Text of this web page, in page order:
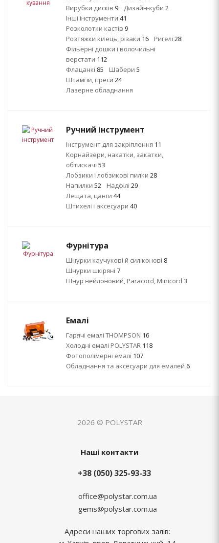
Вирубки дисків 9 Дизайн-куби 2
Інші інструменти 41
Розколотки кастів 9
Розтяжки кілець, різаки 16 Ригелі 28
Фільерні дошки і волочильні
верстати 112
Флацанкі 85 Шабери 5
Штампи, преси 24
Лазерне обладнання
Ручний інструмент
Інструмент для закріплення 11
Корнайзери, накатки, закатки,
обтискачі 53
Лобзики і лобзикові пилки 28
Напилки 52 Надфілі 29
Лещата, цанги 44
Штихелі і аксесуари 40
Фурнітура
Шнурки каучукові й силіконові 8
Шнурки шкіряні 7
Шнур нейлоновий, Paracord, Minicord 3
Емалі
Гарячі емалі THOMPSON 16
Холодні емалі POLYSTAR 118
Фотополімерні емалі 107
Обладнання та аксесуари для емалей 6
2026 © POLYSTAR
Наші контакти
+38 (050) 325-93-33
office@polystar.com.ua
gems@polystar.com.ua
Адреси наших торгових залів: